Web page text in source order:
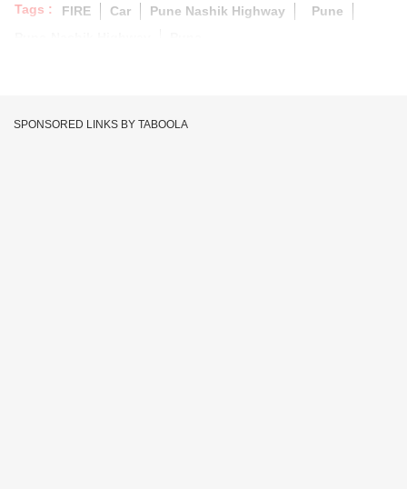
Tags : FIRE Car Pune Nashik Highway
Pune
SPONSORED LINKS BY TABOOLA